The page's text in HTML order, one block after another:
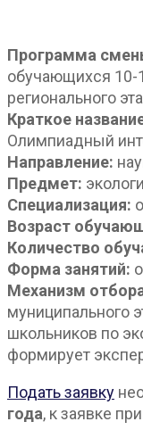
Программа
обучающихся 10-
регионального
Краткое
Олимпиадный
Направление:
Предмет:
Специализация:
Возраст
Количество
Форма занятий:
Механизм
муниципального
школьников по
формирует
Подать заявку
года, к заявке